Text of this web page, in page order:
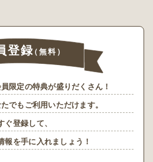
登録（無料）
限定の特典が盛りだくさん！
でもご利用いただけます。
ぐ登録して、
報を手に入れましょう！